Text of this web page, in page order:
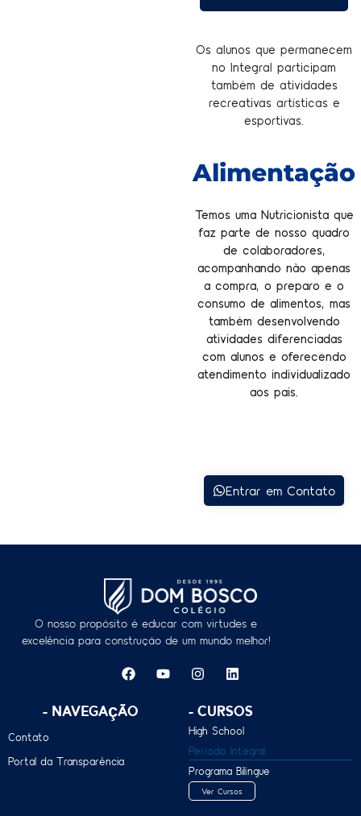
Os alunos que permanecem
no Integral participam
também de atividades
recreativas artísticas e
esportivas.
Alimentação
Temos uma Nutricionista que
faz parte de nosso quadro
de colaboradores,
acompanhando não apenas
a compra, o preparo e o
consumo de alimentos, mas
também desenvolvendo
atividades diferenciadas
com alunos e oferecendo
atendimento individualizado
aos pais.
Entrar em Contato
O nosso propósito é educar com virtudes e
excelência para construção de um mundo melhor!
- Navegação
Contato
Portal da Transparência
- Cursos
High School
Período Integral
Programa Bilíngue
Ver Cursos